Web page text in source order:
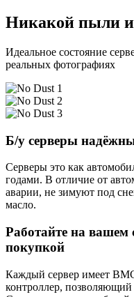
Никакой пыли и
Идеальное состояние
реальных фотографиях
Б/у серверы
Серверы это как
годами. В отличие от
аварии, не зимуют под
масло.
Работайте на вашем
покупкой
Каждый сервер имеет
контроллер,